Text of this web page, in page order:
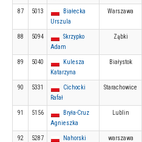
87 5013
Białecka
Urszula
Warszawa
88 5094
Skrzypko
Adam
Ząbki
89 5040
Kulesza
Katarzyna
Białystok
90 5331
Cichocki
Rafał
Starachowice
91 5156
Bryła-Cruz
Agnieszka
Lublin
92 5287
Nahorski
warszawa